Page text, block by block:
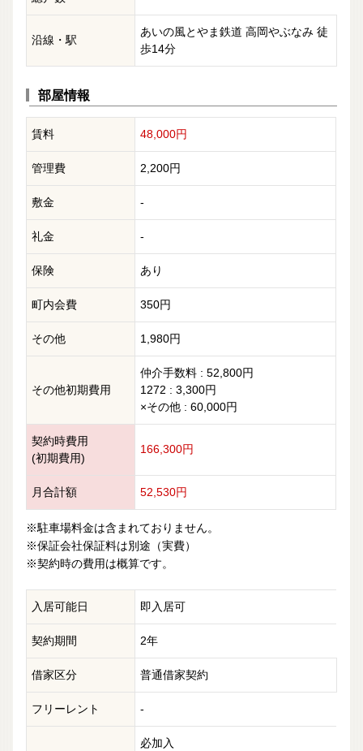
沿線・駅
あいの風とやま鉄道 高岡やぶなみ 徒
歩14分
部屋情報
賃料 48,000円
管理費 2,200円
敷金 -
礼金 -
保険 あり
町内会費 350円
その他 1,980円
その他初期費用
仲介手数料 : 52,800円
1272 : 3,300円
×その他 : 60,000円
契約時費用
(初期費用)
166,300円
月合計額 52,530円
※駐車場料金は含まれておりません。
※保証会社保証料は別途（実費）
※契約時の費用は概算です。
入居可能日 即入居可
契約期間 2年
借家区分 普通借家契約
フリーレント -
必加入